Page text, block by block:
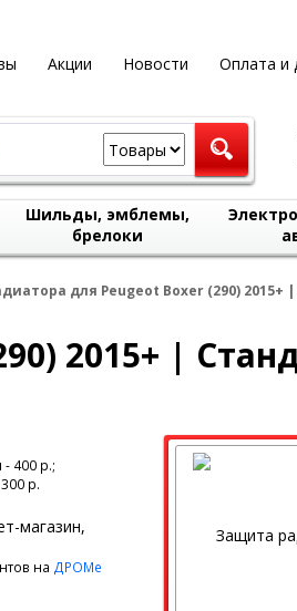
Акции Новости Оплата и
Шильды, эмблемы,
брелоки
для Peugeot Boxer (290) 2015+
2015+ |
400 р.;
р.
магазин,
на ДРОМе